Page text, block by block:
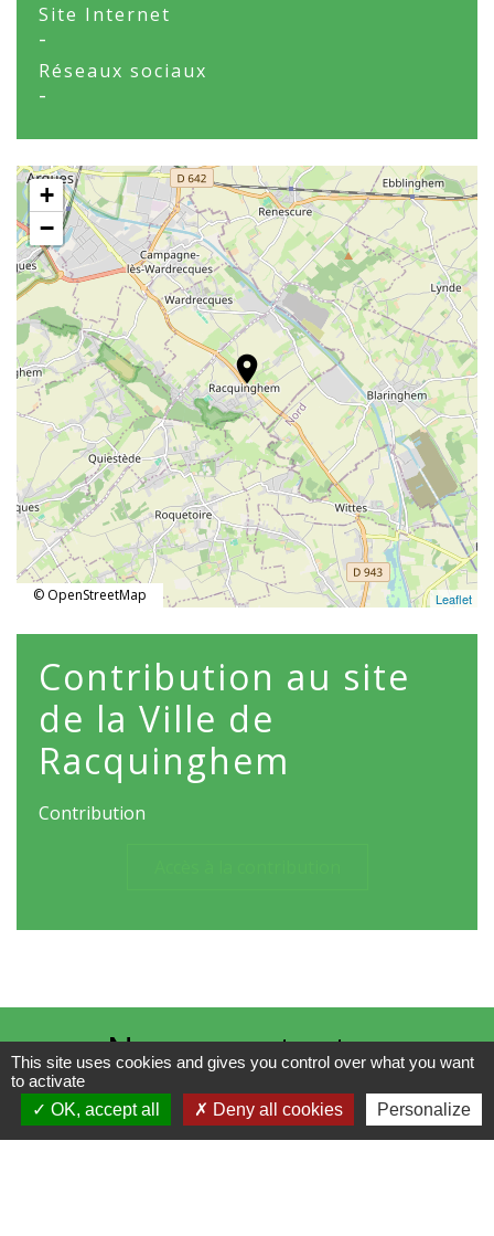
Site Internet
-
Réseaux sociaux
-
location_on
+
−
Leaflet
© OpenStreetMap
Contribution au site
de la Ville de
Racquinghem
Contribution
Nous contacter
Commune de Racquinghem
1, place de la Mairie
This site uses cookies and gives you control over what you want
to activate
OK, accept all
Deny all cookies Personalize